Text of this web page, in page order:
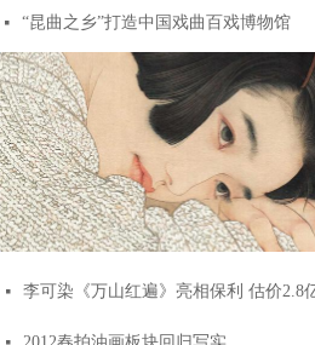
者：鞠鹏、谢环
驰）
大的胸怀，更加广
泛地开展同各国的
极主动学习借鉴世
界一切优秀文明成
果。他勉励文化工
作者讲好敦煌故
事，传播好中国声
音，努力为构建“一
带一路”服务。（文
字记者：张晓松、
朱基钗 摄影记者：
鞠鹏、谢环驰）
大的胸
泛地开
极主动
界一切
果。他
作者讲
事，传
音，努
带一路
字记者
朱基钗
鞠鹏、
不开。他就是南郑
区文化馆馆长王庆
面具的
画创作
磨，上
工序都
傩面具
化的重
分，它
傩舞、
具种类
各异，
和香樟
后敷彩
出粗犷
华丽。
넷 李可染《万山红遍》亮相保利 估价2.8
넷 “昆曲之乡”打造中国戏曲百戏博物馆